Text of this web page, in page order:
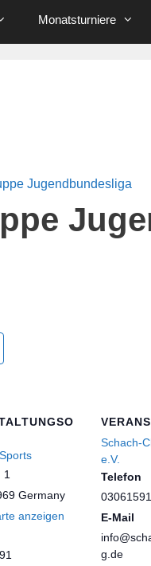
Monatsturniere
Jugendbundesliga
1
Germany
anzeigen
Schach-
e.V.
Telefon
E-Mail
g.de